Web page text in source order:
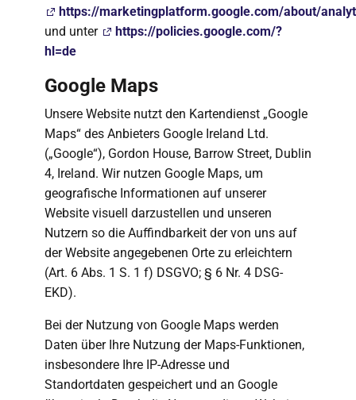
https://marketingplatform.google.com/about/
und unter
https://policies.google.com/?
hl=de
Google Maps
Unsere Website nutzt den Kartendienst „Google
Maps“ des Anbieters Google Ireland Ltd.
(„Google“), Gordon House, Barrow Street, Dublin
4, Ireland. Wir nutzen Google Maps, um
geografische Informationen auf unserer
Website visuell darzustellen und unseren
Nutzern so die Auffindbarkeit der von uns auf
der Website angegebenen Orte zu erleichtern
(Art. 6 Abs. 1 S. 1 f) DSGVO; § 6 Nr. 4 DSG-
EKD).
Bei der Nutzung von Google Maps werden
Daten über Ihre Nutzung der Maps-Funktionen,
insbesondere Ihre IP-Adresse und
Standortdaten gespeichert und an Google